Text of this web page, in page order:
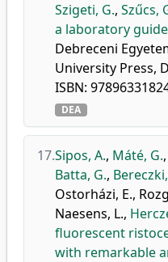
Szigeti, G., Szűcs,
a laboratory
Debreceni
University Press,
ISBN:
DEA
17.Sipos, A., Máté, G.,
Batta, G.,
Ostorházi, E.,
Naesens, L.,
fluorescent
with remarkable